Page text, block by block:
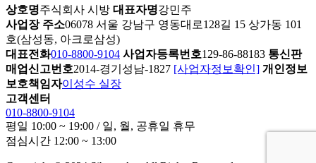
상호명주식회사 시방 대표자명강민주
사업장 주소06078 서울 강남구 영동대로128길 15 상가동 101
호(삼성동, 아크로삼성)
대표전화010-8800-9104 사업자등록번호129-86-88183 통신판
매업신고번호2014-경기성남-1827 [사업자정보확인] 개인정보
보호책임자이성수 실장
고객센터
010-8800-9104
평일 10:00 ~ 19:00 / 일, 월, 공휴일 휴무
점심시간 12:00 ~ 13:00